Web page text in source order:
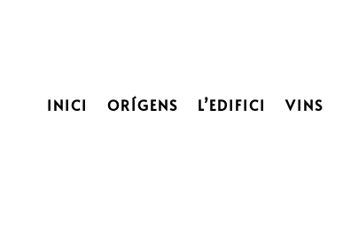
INICI ORÍGENS L’EDIFICI VINS